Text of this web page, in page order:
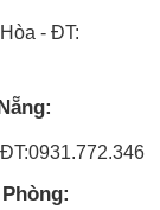
- ĐT: